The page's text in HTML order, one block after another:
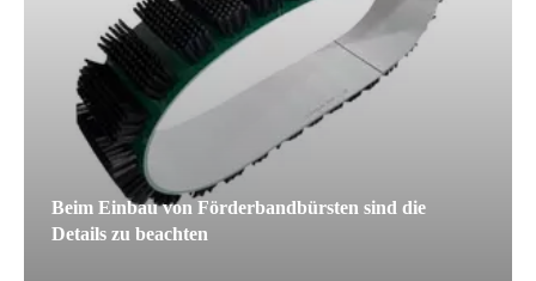
Beim Einbau von Förderbandbürsten sind die
Details zu beachten